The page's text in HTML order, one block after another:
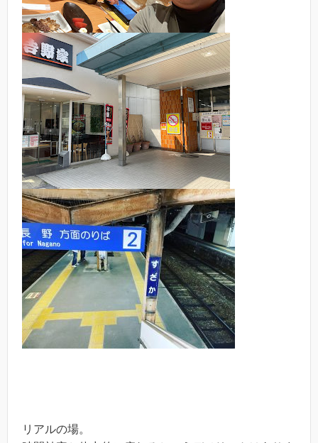
リアルの場。